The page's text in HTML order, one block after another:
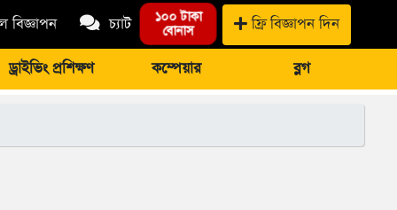
বিজ্ঞাপন চ্যাট ১০০ টাকা
বোনাস ফ্রি বিজ্ঞাপন দিন
ড্রাইভিং প্রশিক্ষণ কম্পেয়ার ব্লগ